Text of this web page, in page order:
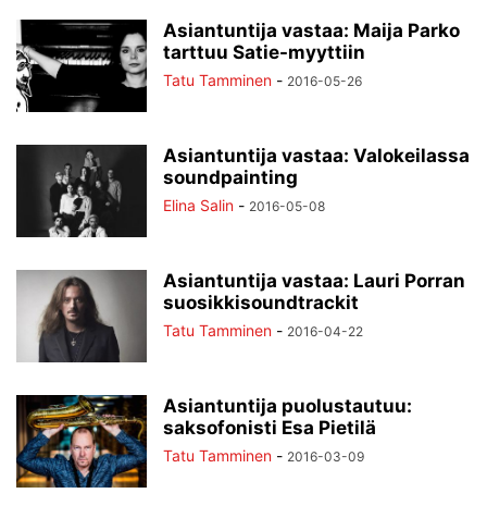
Asiantuntija vastaa: Maija Parko
tarttuu Satie-myyttiin
Tatu Tamminen - 2016-05-26
Asiantuntija vastaa: Valokeilassa
soundpainting
Elina Salin - 2016-05-08
Asiantuntija vastaa: Lauri Porran
suosikkisoundtrackit
Tatu Tamminen - 2016-04-22
Asiantuntija puolustautuu:
saksofonisti Esa Pietilä
Tatu Tamminen - 2016-03-09